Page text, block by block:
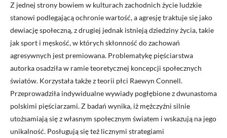
Z jednej strony bowiem w kulturach zachodnich życie ludzkie
stanowi podlegającą ochronie wartość, a agresję traktuje się jako
dewiację społeczną, z drugiej jednak istnieją dziedziny życia, takie
jak sport i męskość, w których skłonność do zachowań
agresywnych jest premiowana. Problematykę pięściarstwa
autorka osadziła w ramie teoretycznej koncepcji społecznych
światów. Korzystała także z teorii płci Raewyn Connell.
Przeprowadziła indywidualne wywiady pogłębione z dwunastoma
polskimi pięściarzami. Z badań wynika, iż mężczyźni silnie
utożsamiają się z własnym społecznym światem i wskazują na jego
unikalność. Posługują się też licznymi strategiami